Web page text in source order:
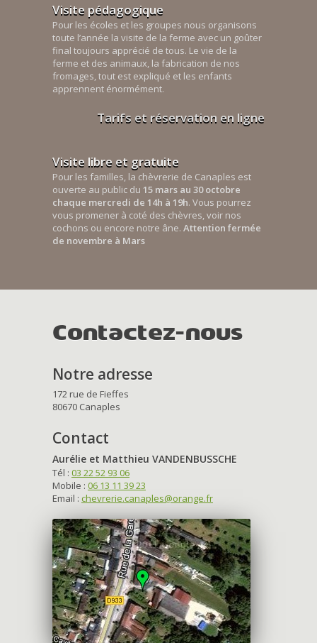
Visite pédagogique
Pour les écoles et les groupes nous organisons
toute l’année la visite de la ferme avec un goûter
final toujours apprécié de tous. Le vie de la
ferme et des animaux, la fabrication de nos
fromages, tout est expliqué et les enfants
apprennent énormément.
Tarifs et réservation en ligne
Visite libre et gratuite
Pour les familles, la chèvrerie de Canaples est
ouverte au public du 15 mars au 30 octobre
chaque mercredi de 14h à 19h. Vous pourrez
vous promener à coté des chèvres, voir nos
cochons ou encore notre âne. Attention fermée
de novembre à Mars
Contactez-nous
Notre adresse
172 rue de Fieffes
80670 Canaples
Contact
Aurélie et Matthieu VANDENBUSSCHE
Tél : 03 22 52 93 06
Mobile : 06 13 11 39 23
Email : chevrerie.canaples@orange.fr